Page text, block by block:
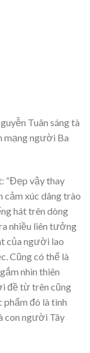
Tuân sáng tà
mạng người Ba
“Đẹp vậy thay
cảm xúc dâng trào
hát trên dòng
nhiều liên tưởng
của người lao
Cũng có thể là
nhìn thiên
đề từ trên cũng
đó là tình
con người Tây